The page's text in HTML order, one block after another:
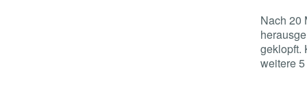
Nach 20
geklopft.
weitere